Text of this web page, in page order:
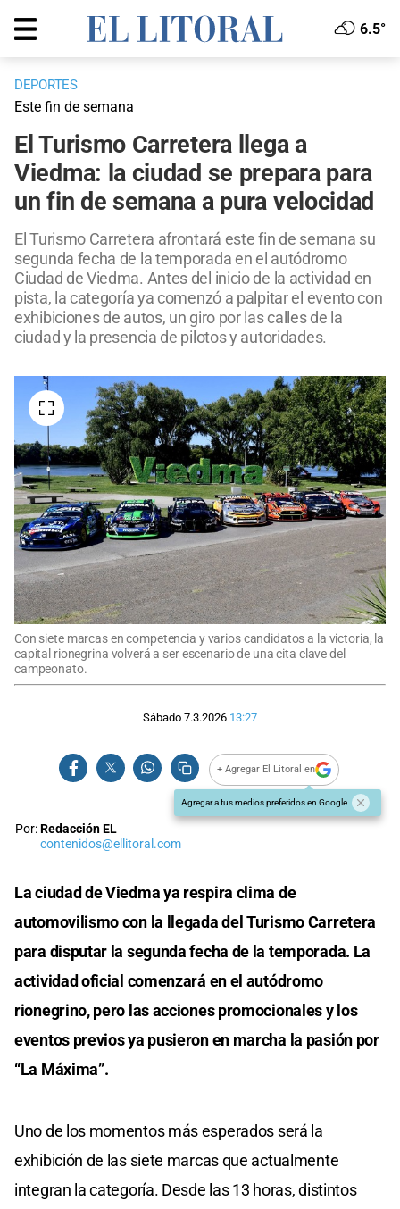
6.5°
DEPORTES
Este fin de semana
El Turismo Carretera llega a
Viedma: la ciudad se prepara para
un fin de semana a pura velocidad
El Turismo Carretera afrontará este fin de semana su
segunda fecha de la temporada en el autódromo
Ciudad de Viedma. Antes del inicio de la actividad en
pista, la categoría ya comenzó a palpitar el evento con
exhibiciones de autos, un giro por las calles de la
ciudad y la presencia de pilotos y autoridades.
Con siete marcas en competencia y varios candidatos a la victoria, la
capital rionegrina volverá a ser escenario de una cita clave del
campeonato.
Sábado 7.3.2026 13:27
+ Agregar El Litoral en
Agregar a tus medios preferidos en Google
Por:Redacción EL
contenidos@ellitoral.com
La ciudad de Viedma ya respira clima de
automovilismo con la llegada del Turismo Carretera
para disputar la segunda fecha de la temporada. La
actividad oficial comenzará en el autódromo
rionegrino, pero las acciones promocionales y los
eventos previos ya pusieron en marcha la pasión por
“La Máxima”.
Uno de los momentos más esperados será la
exhibición de las siete marcas que actualmente
integran la categoría. Desde las 13 horas, distintos